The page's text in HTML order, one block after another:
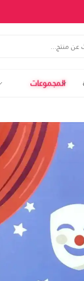
المجموعات